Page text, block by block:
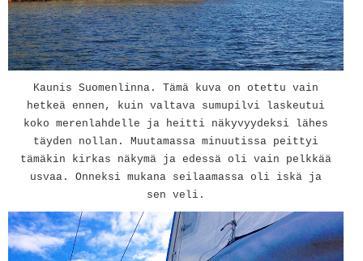
Kaunis Suomenlinna. Tämä kuva on otettu vain
hetkeä ennen, kuin valtava sumupilvi laskeutui
koko merenlahdelle ja heitti näkyvyydeksi lähes
täyden nollan. Muutamassa minuutissa peittyi
tämäkin kirkas näkymä ja edessä oli vain pelkkää
usvaa. Onneksi mukana seilaamassa oli iskä ja
sen veli.